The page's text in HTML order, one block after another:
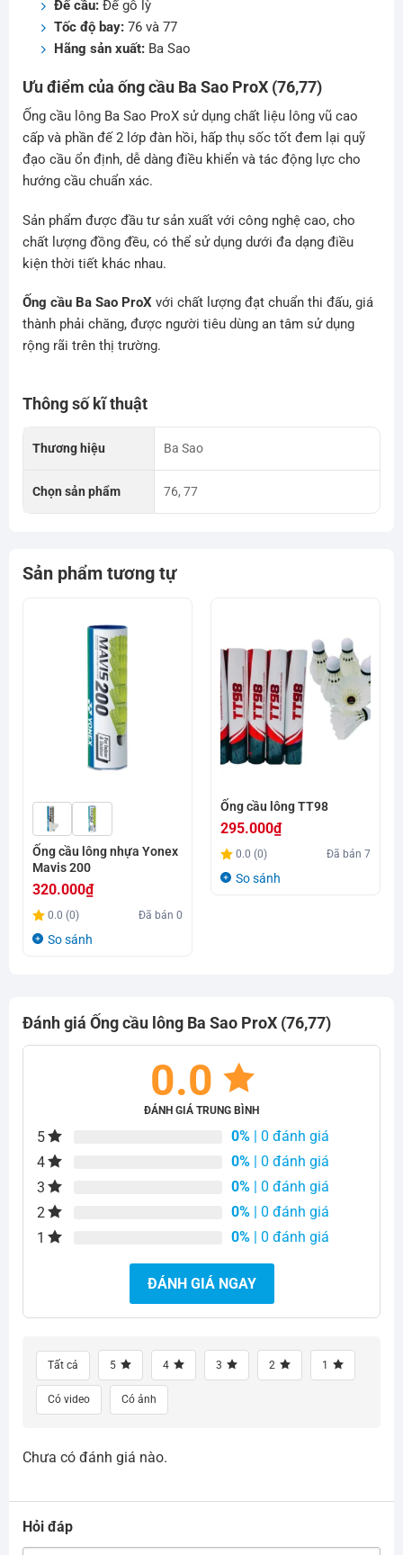
Đế cầu:Đế gỗ lỳ
Tốc độ bay:76 và 77
Hãng sản xuất:Ba Sao
Ưu điểm của ống cầu Ba Sao ProX (76,77)
Ống cầu lông Ba Sao ProX sử dụng chất liệu lông vũ cao
cấp và phần đế 2 lớp đàn hồi, hấp thụ sốc tốt đem lại quỹ
đạo cầu ổn định, dễ dàng điều khiển và tác động lực cho
hướng cầu chuẩn xác.
Sản phẩm được đầu tư sản xuất với công nghệ cao, cho
chất lượng đồng đều, có thể sử dụng dưới đa dạng điều
kiện thời tiết khác nhau.
Ống cầu Ba Sao ProXvới chất lượng đạt chuẩn thi đấu, giá
thành phải chăng, được người tiêu dùng an tâm sử dụng
rộng rãi trên thị trường.
Thông số kĩ thuật
Thương hiệu Ba Sao
Chọn sản phẩm 76, 77
Sản phẩm tương tự
Ống cầu lông nhựa Yonex
Mavis 200
320.000₫
0.0 (0) Đã bán0
So sánh
Ống cầu lông TT98
295.000₫
0.0 (0) Đã bán7
So sánh
Đánh giá Ống cầu lông Ba Sao ProX (76,77)
0.0
ĐÁNH GIÁ TRUNG BÌNH
5 0% | 0 đánh giá
4
0% | 0 đánh giá
3
0% | 0 đánh giá
2
0% | 0 đánh giá
1
0% | 0 đánh giá
ĐÁNH GIÁ NGAY
Tất cả 5 4 3 2 1
Có video Có ảnh
Chưa có đánh giá nào.
Hỏi đáp